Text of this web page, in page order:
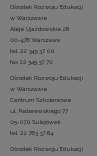
Ośrodek Rozwoju Edukacji
w Warszawie
Aleje Ujazdowskie 28
00-478 Warszawa
tel. 22 345 37 00
fax 22 345 37 70
Ośrodek Rozwoju Edukacji
w Warszawie
Centrum Szkoleniowe
ul. Paderewskiego 77
05-070 Sulejówek
tel. 22 783 37 84
Ośrodek Rozwoju Edukacji